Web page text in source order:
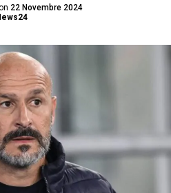
22 Novembre 2024